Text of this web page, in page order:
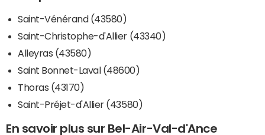
Saint-Vénérand (43580)
Saint-Christophe-d'Allier (43340)
Alleyras (43580)
Saint Bonnet-Laval (48600)
Thoras (43170)
Saint-Préjet-d'Allier (43580)
En savoir plus sur Bel-Air-Val-d'Ance